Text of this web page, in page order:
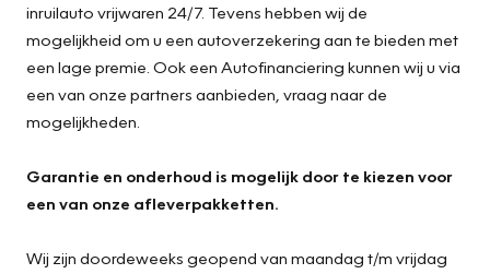
inruilauto vrijwaren 24/7. Tevens hebben wij de
mogelijkheid om u een autoverzekering aan te bieden met
een lage premie. Ook een Autofinanciering kunnen wij u via
een van onze partners aanbieden, vraag naar de
mogelijkheden.
Garantie en onderhoud is mogelijk door te kiezen voor
een van onze afleverpakketten.
Wij zijn doordeweeks geopend van maandag t/m vrijdag